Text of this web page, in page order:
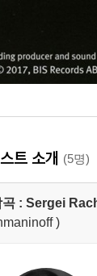
트 소개 (5명)
곡 : Sergei
)